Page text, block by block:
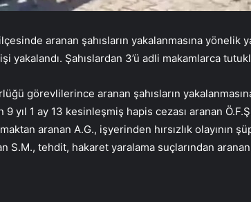
aranan şahısların yakalanmasına yönelik
yakalandı. Şahıslardan 3’ü adli makamlarca
görevlilerince aranan şahısların
9 yıl 1 ay 13 kesinleşmiş hapis cezası aranan
aranan A.G., işyerinden hırsızlık olayının
S.M., tehdit, hakaret yaralama suçlarından